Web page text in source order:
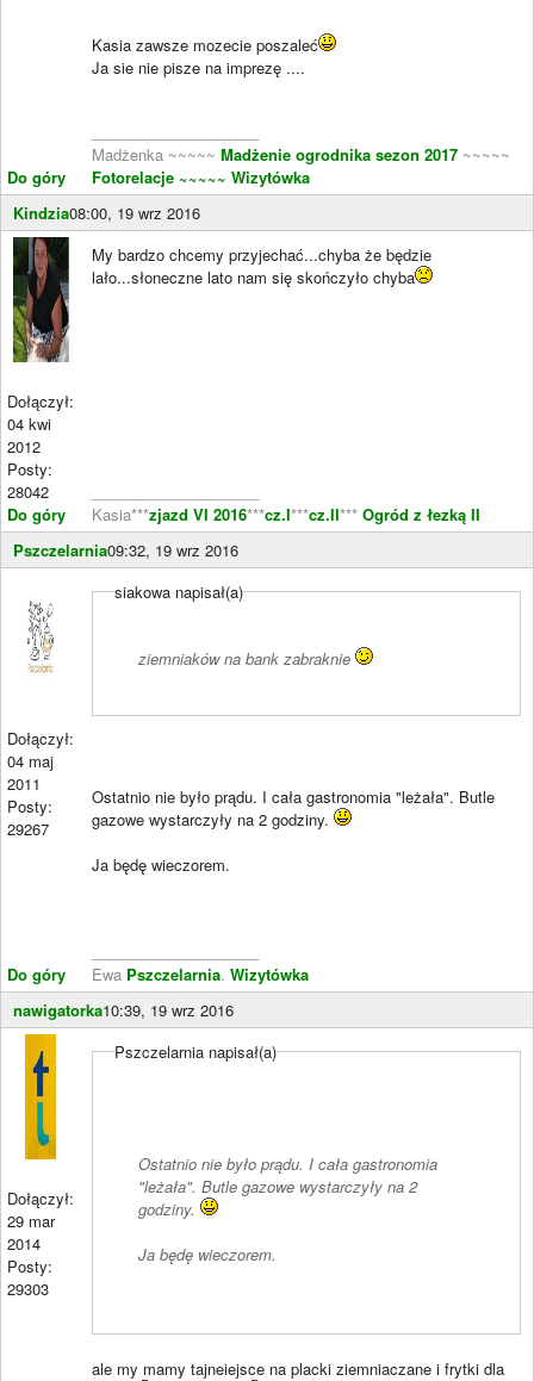
Do góry
Kasia zawsze mozecie poszaleć
Ja sie nie pisze na imprezę ....
Madżenka ~~~~~ Madżenie ogrodnika sezon 2017 ~~~~~
Fotorelacje ~~~~~ Wizytówka
Kindzia08:00, 19 wrz 2016
Dołączył:
04 kwi
2012
Posty:
28042
Do góry
My bardzo chcemy przyjechać...chyba że będzie
lało...słoneczne lato nam się skończyło chyba
Kasia***zjazd VI 2016***cz.I***cz.II*** Ogród z łezką II
Pszczelarnia09:32, 19 wrz 2016
Dołączył:
04 maj
2011
Posty:
29267
Do góry
siakowa napisał(a)
ziemniaków na bank zabraknie
Ostatnio nie było prądu. I cała gastronomia "leżała". Butle
gazowe wystarczyły na 2 godziny.
Ja będę wieczorem.
Ewa Pszczelarnia. Wizytówka
nawigatorka10:39, 19 wrz 2016
Dołączył:
29 mar
2014
Posty:
29303
Pszczelarnia napisał(a)
Ostatnio nie było prądu. I cała gastronomia
"leżała". Butle gazowe wystarczyły na 2
godziny.
Ja będę wieczorem.
ale my mamy tajneiejsce na placki ziemniaczane i frytki dla